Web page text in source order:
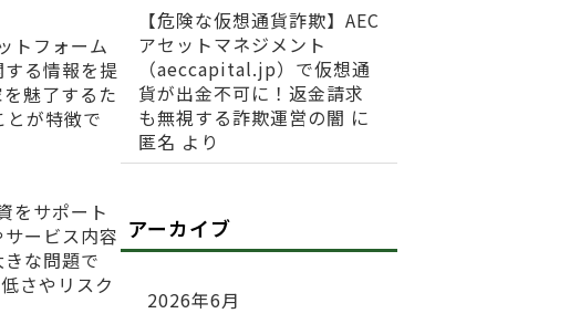
トフォーム
る情報を提
魅了するた
が特徴で
をサポート
ービス内容
な問題で
さやリスク
【危険な仮想通貨詐欺】AEC
アセットマネジメント
（aeccapital.jp）で仮想通
貨が出金不可に！返金請求
も無視する詐欺運営の闇 に
匿名 より
アーカイブ
2026年6月